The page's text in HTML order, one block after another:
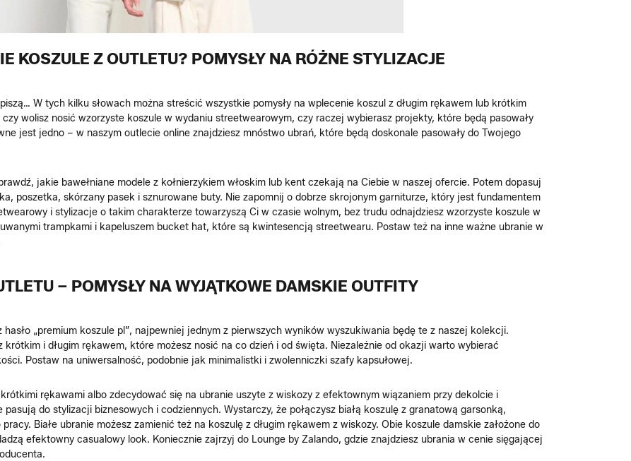
KOSZULE Z OUTLETU? POMYSŁY NA RÓŻNE STYLIZACJE
W tych kilku słowach można streścić wszystkie pomysły na wplecenie koszul z długim rękawem lub krótkim
wolisz nosić wzorzyste koszule w wydaniu streetwearowym, czy raczej wybierasz projekty, które będą pasowały
jest jedno – w naszym outlecie online znajdziesz mnóstwo ubrań, które będą doskonale pasowały do Twojego
jakie bawełniane modele z kołnierzykiem włoskim lub kent czekają na Ciebie w naszej ofercie. Potem dopasuj
poszetka, skórzany pasek i sznurowane buty. Nie zapomnij o dobrze skrojonym garniturze, który jest fundamentem
i stylizacje o takim charakterze towarzyszą Ci w czasie wolnym, bez trudu odnajdziesz wzorzyste koszule w
trampkami i kapeluszem bucket hat, które są kwintesencją streetwearu. Postaw też na inne ważne ubranie w
– POMYSŁY NA WYJĄTKOWE DAMSKIE OUTFITY
„premium koszule pl”, najpewniej jednym z pierwszych wyników wyszukiwania będę te z naszej kolekcji.
i długim rękawem, które możesz nosić na co dzień i od święta. Niezależnie od okazji warto wybierać
Postaw na uniwersalność, podobnie jak minimalistki i zwolenniczki szafy kapsułowej.
rękawami albo zdecydować się na ubranie uszyte z wiskozy z efektownym wiązaniem przy dekolcie i
do stylizacji biznesowych i codziennych. Wystarczy, że połączysz białą koszulę z granatową garsonką,
Białe ubranie możesz zamienić też na koszulę z długim rękawem z wiskozy. Obie koszule damskie założone do
efektowny casualowy look. Koniecznie zajrzyj do Lounge by Zalando, gdzie znajdziesz ubrania w cenie sięgającej